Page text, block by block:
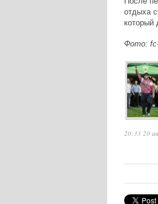
отдыха
который
Фото:
20:33 20